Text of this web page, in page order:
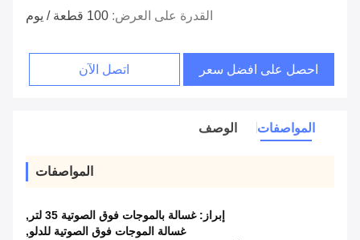
القدرة على العرض: 100 قطعة / يوم
احصل على افضل سعر اتصل الآن
المواصفات الوصف
المواصفات
إبراز:غسالة بالموجات فوق الصوتية 35 لتر
,
غسالة الموجات فوق الصوتية للدلو,